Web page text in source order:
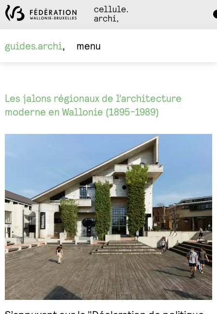
guides.archi
menu
Les jalons régionaux de l’architecture
moderne en Wallonie (1895-1989)